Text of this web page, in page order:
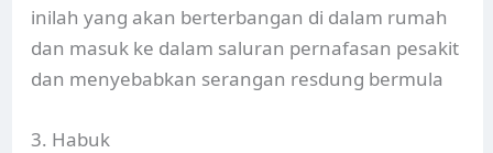
inilah yang akan berterbangan di dalam rumah
dan masuk ke dalam saluran pernafasan pesakit
dan menyebabkan serangan resdung bermula
3. Habuk